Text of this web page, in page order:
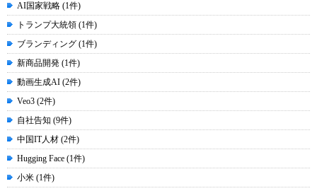
AI国家戦略 (1件)
トランプ大統領 (1件)
ブランディング (1件)
新商品開発 (1件)
動画生成AI (2件)
Veo3 (2件)
自社告知 (9件)
中国IT人材 (2件)
Hugging Face (1件)
小米 (1件)